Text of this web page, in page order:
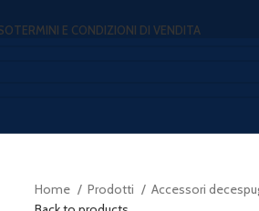
TERMINI E CONDIZIONI DI VENDITA
Home Prodotti Accessori